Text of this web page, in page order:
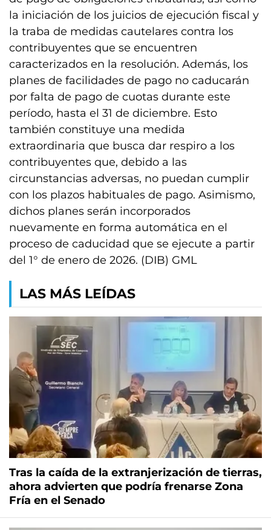
la iniciación de los juicios de ejecución fiscal y
la traba de medidas cautelares contra los
contribuyentes que se encuentren
caracterizados en la resolución. Además, los
planes de facilidades de pago no caducarán
por falta de pago de cuotas durante este
período, hasta el 31 de diciembre. Esto
también constituye una medida
extraordinaria que busca dar respiro a los
contribuyentes que, debido a las
circunstancias adversas, no puedan cumplir
con los plazos habituales de pago. Asimismo,
dichos planes serán incorporados
nuevamente en forma automática en el
proceso de caducidad que se ejecute a partir
del 1° de enero de 2026. (DIB) GML
LAS MÁS LEÍDAS
Tras la caída de la extranjerización de tierras,
ahora advierten que podría frenarse Zona
Fría en el Senado